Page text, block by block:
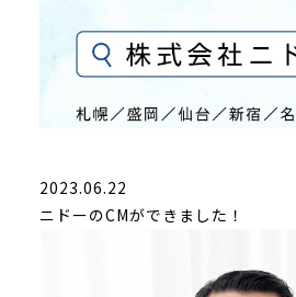
2023.06.22
ニドーのCMができました！